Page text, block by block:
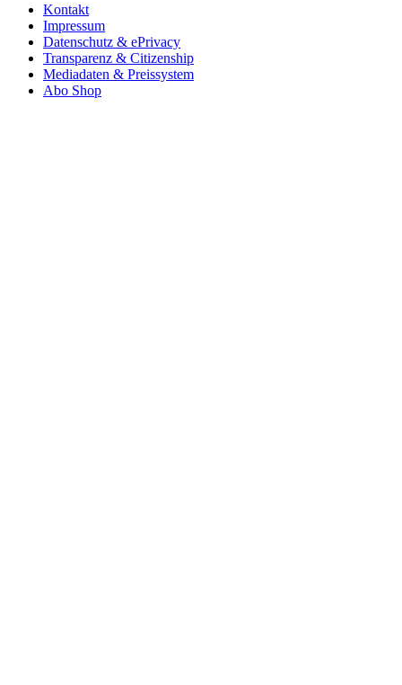
Kontakt
Impressum
Datenschutz & ePrivacy
Transparenz & Citizenship
Mediadaten & Preissystem
Abo Shop